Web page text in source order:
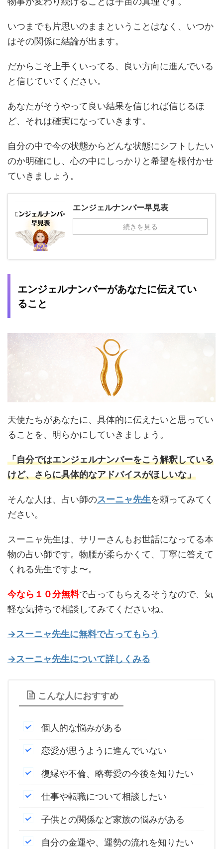
いつまでも片思いのままということはなく、いつか
はその関係に結論が出ます。
だからこそ上手くいってる、良い方向に進んでいる
と信じていてください。
あなたがそうやって良い結果を信じれば信じるほ
ど、それは確実になっていきます。
自分の中で今の状態からどんな状態にシフトしたい
のか明確にし、心の中にしっかりと希望を根付かせ
ていきましょう。
エンジェルナンバー早見表
続きを見る
エンジェルナンバーがあなたに伝えてい
ること
天使たちがあなたに、具体的に伝えたいと思ってい
ることを、明らかにしていきましょう。
「自分ではエンジェルナンバーをこう解釈している
けど、さらに具体的なアドバイスがほしいな」
そんな人は、占い師のスーニャ先生を頼ってみてく
ださい。
スーニャ先生は、サリーさんもお世話になってる本
物の占い師です。物腰が柔らかくて、丁寧に答えて
くれる先生ですよ〜。
今なら１０分無料で占ってもらえるそうなので、気
軽な気持ちで相談してみてくださいね。
→スーニャ先生に無料で占ってもらう
→スーニャ先生について詳しくみる
こんな人におすすめ
個人的な悩みがある
恋愛が思うように進んでいない
復縁や不倫、略奪愛の今後を知りたい
仕事や転職について相談したい
子供との関係など家族の悩みがある
自分の金運や、運勢の流れを知りたい